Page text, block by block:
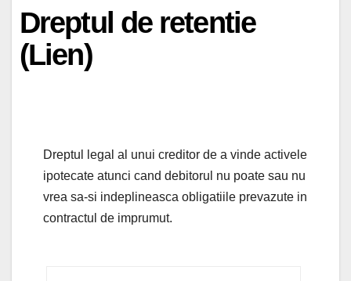
Dreptul de retentie
(Lien)
Dreptul legal al unui creditor de a vinde activele
ipotecate atunci cand debitorul nu poate sau nu
vrea sa-si indeplineasca obligatiile prevazute in
contractul de imprumut.